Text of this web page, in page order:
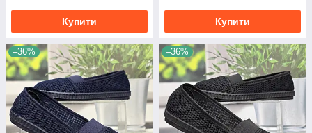
Купити Купити
–36% –36%